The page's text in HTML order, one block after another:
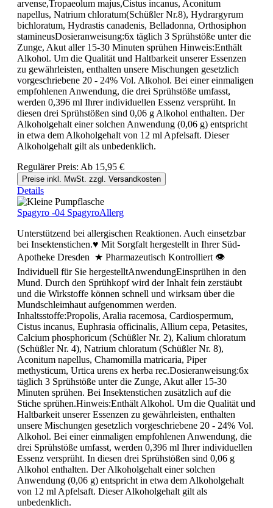
arvense,Tropaeolum majus,Cistus incanus, Aconitum
napellus, Natrium chloratum(Schüßler Nr.8), Hydrargyrum
bichloratum, Hydrastis canadenis, Belladonna, Orthosiphon
stamineusDosieranweisung:6x täglich 3 Sprühstöße unter die
Zunge, Akut aller 15-30 Minuten sprühen Hinweis:Enthält
Alkohol. Um die Qualität und Haltbarkeit unserer Essenzen
zu gewährleisten, enthalten unsere Mischungen gesetzlich
vorgeschriebene 20 - 24% Vol. Alkohol. Bei einer einmaligen
empfohlenen Anwendung, die drei Sprühstöße umfasst,
werden 0,396 ml Ihrer individuellen Essenz versprüht. In
diesen drei Sprühstößen sind 0,06 g Alkohol enthalten. Der
Alkoholgehalt einer solchen Anwendung (0,06 g) entspricht
in etwa dem Alkoholgehalt von 12 ml Apfelsaft. Dieser
Alkoholgehalt gilt als unbedenklich.
Regulärer Preis: Ab 15,95 €
Preise inkl. MwSt. zzgl. Versandkosten
Details
Spagyro -04 SpagyroAllerg
Unterstützend bei allergischen Reaktionen. Auch einsetzbar
bei Insektenstichen.♥ Mit Sorgfalt hergestellt in Ihrer Süd-
Apotheke Dresden ★ Pharmazeutisch Kontrolliert 👁
Individuell für Sie hergestelltAnwendungEinsprühen in den
Mund. Durch den Sprühkopf wird der Inhalt fein zerstäubt
und die Wirkstoffe können schnell und wirksam über die
Mundschleimhaut aufgenommen werden.
Inhaltsstoffe:Propolis, Aralia racemosa, Cardiospermum,
Cistus incanus, Euphrasia officinalis, Allium cepa, Petasites,
Calcium phosphoricum (Schüßler Nr. 2), Kalium chloratum
(Schüßler Nr. 4), Natrium chloratum (Schüßler Nr. 8),
Aconitum napellus, Chamomilla matricaria, Piper
methysticum, Urtica urens ex herba rec.Dosieranweisung:6x
täglich 3 Sprühstöße unter die Zunge, Akut aller 15-30
Minuten sprühen. Bei Insektenstichen zusätzlich auf die
Stiche sprühen.Hinweis:Enthält Alkohol. Um die Qualität und
Haltbarkeit unserer Essenzen zu gewährleisten, enthalten
unsere Mischungen gesetzlich vorgeschriebene 20 - 24% Vol.
Alkohol. Bei einer einmaligen empfohlenen Anwendung, die
drei Sprühstöße umfasst, werden 0,396 ml Ihrer individuellen
Essenz versprüht. In diesen drei Sprühstößen sind 0,06 g
Alkohol enthalten. Der Alkoholgehalt einer solchen
Anwendung (0,06 g) entspricht in etwa dem Alkoholgehalt
von 12 ml Apfelsaft. Dieser Alkoholgehalt gilt als
unbedenklich.